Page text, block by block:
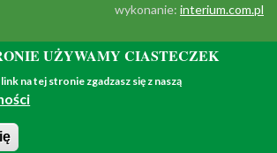
wykonanie: interium.com.pl
2018 - all rights reserved
UŻYWAMY CIASTECZEK
na tej stronie zgadzasz się z naszą